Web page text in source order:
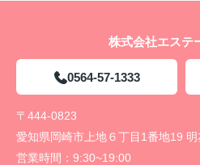
株式会社エステ
0564-57-1333
〒444-0823
愛知県岡崎市上地６丁目1番地19 明
営業時間： 9:30~19:00